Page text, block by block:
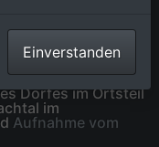
Feldgrenzen
Dorfes im Ortsteil
im
Aufnahme vom
Einverstanden